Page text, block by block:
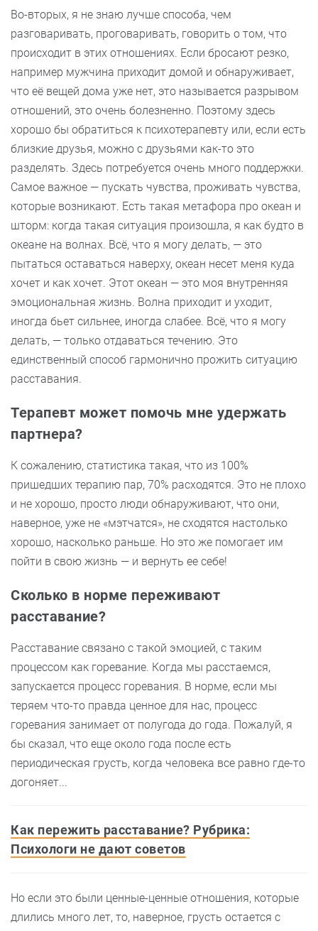
Во-вторых, я не знаю лучше способа, чем
разговаривать, проговаривать, говорить о том, что
происходит в этих отношениях. Если бросают резко,
например мужчина приходит домой и обнаруживает,
что её вещей дома уже нет, это называется разрывом
отношений, это очень болезненно. Поэтому здесь
хорошо бы обратиться к психотерапевту или, если есть
близкие друзья, можно с друзьями как-то это
разделять. Здесь потребуется очень много поддержки.
Самое важное — пускать чувства, проживать чувства,
которые возникают. Есть такая метафора про океан и
шторм: когда такая ситуация произошла, я как будто в
океане на волнах. Всё, что я могу делать, — это
пытаться оставаться наверху, океан несет меня куда
хочет и как хочет. Этот океан — это моя внутренняя
эмоциональная жизнь. Волна приходит и уходит,
иногда бьет сильнее, иногда слабее. Всё, что я могу
делать, — только отдаваться течению. Это
единственный способ гармонично прожить ситуацию
расставания.
Терапевт может помочь мне удержать
партнера?
К сожалению, статистика такая, что из 100%
пришедших терапию пар, 70% расходятся. Это не плохо
и не хорошо, просто люди обнаруживают, что они,
наверное, уже не «мэтчатся», не сходятся настолько
хорошо, насколько раньше. Но это же помогает им
пойти в свою жизнь — и вернуть ее себе!
Сколько в норме переживают
расставание?
Расставание связано с такой эмоцией, с таким
процессом как горевание. Когда мы расстаемся,
запускается процесс горевания. В норме, если мы
теряем что-то правда ценное для нас, процесс
горевания занимает от полугода до года. Пожалуй, я
бы сказал, что еще около года после есть
периодическая грусть, когда человека все равно где-то
догоняет...
Как пережить расставание? Рубрика:
Психологи не дают советов
Но если это были ценные-ценные отношения, которые
длились много лет, то, наверное, грусть остается с